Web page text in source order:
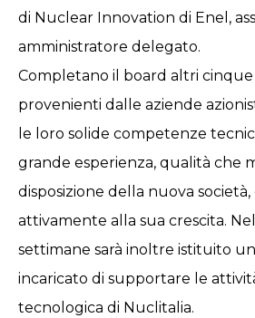
di Nuclear Innovation di Enel,
amministratore delegato.
Completano il board altri
provenienti dalle aziende
le loro solide competenze
grande esperienza, qualità che
disposizione della nuova
attivamente alla sua crescita.
settimane sarà inoltre istituito
incaricato di supportare le
tecnologica di Nuclitalia.